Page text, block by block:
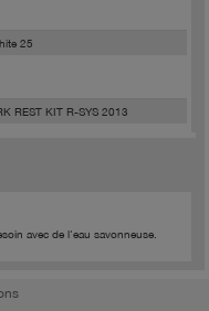
25
REST KIT R-SYS 2013
avec de l'eau savonneuse.